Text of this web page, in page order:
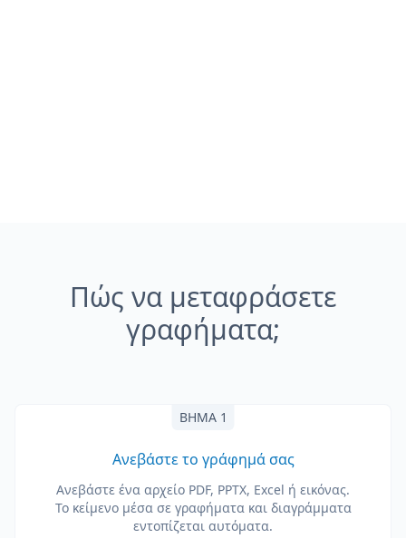
Πώς να μεταφράσετε
γραφήματα;
ΒΉΜΑ 1
Ανεβάστε το γράφημά σας
Ανεβάστε ένα αρχείο PDF, PPTX, Excel ή εικόνας.
Το κείμενο μέσα σε γραφήματα και διαγράμματα
εντοπίζεται αυτόματα.